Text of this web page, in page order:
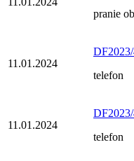
pranie
11.01.2024
telefon
11.01.2024
telefon